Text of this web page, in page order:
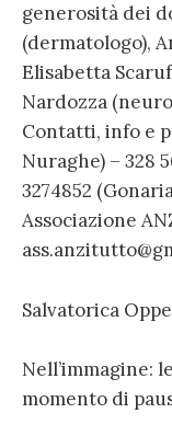
generosità dei
(dermatologo),
Elisabetta
Nardozza
Contatti, info e
Nuraghe) – 328
3274852
Associazione
Salvatorica
Nell’immagine:
momento di